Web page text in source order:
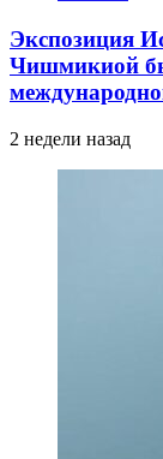
Экспозиция
Чишмикиой
2 недели назад